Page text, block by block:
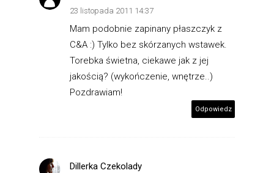
23 listopada 2011 14:37
Mam podobnie zapinany płaszczyk z
C&A :) Tylko bez skórzanych wstawek.
Torebka świetna, ciekawe jak z jej
jakością? (wykończenie, wnętrze..)
Pozdrawiam!
Odpowiedz
Dillerka Czekolady